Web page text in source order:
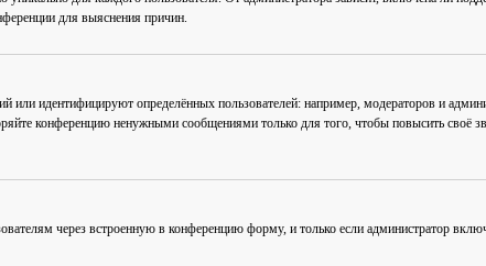
для выяснения причин.
идентифицируют определённых пользователей: например, модераторов и
конференцию ненужными сообщениями только для того, чтобы повысить своё
через встроенную в конференцию форму, и только если администратор